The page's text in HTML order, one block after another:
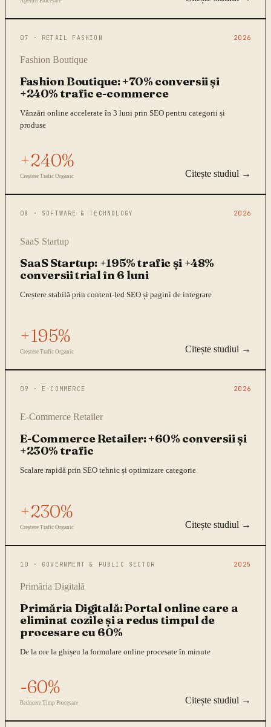
07 · RETAIL FASHION 2026
Fashion Boutique
Fashion Boutique: +70% conversii și
+240% trafic e-commerce
Vânzări online accelerate în 3 luni prin SEO pentru categorii și
produse
+240%
Creștere Trafic Organic Citește studiul →
08 · SOFTWARE & TECHNOLOGY 2026
SaaS Startup
SaaS Startup: +195% trafic și +48%
conversii trial în 6 luni
Creștere stabilă prin content-led SEO și pagini de integrare
+195%
Creștere Trafic Organic Citește studiul →
09 · E-COMMERCE 2026
E-Commerce Retailer
E-Commerce Retailer: +60% conversii și
+230% trafic
Scalare rapidă prin SEO tehnic și optimizare categorie
+230%
Creștere Trafic Organic Citește studiul →
10 · GOVERNMENT & PUBLIC SECTOR 2025
Primăria Digitală
Primăria Digitală: Portal online care a
eliminat cozile și a redus timpul de
procesare cu 60%
De la ore la ghișeu la formulare online procesate în minute
-60%
Reducere Timp Procesare Citește studiul →